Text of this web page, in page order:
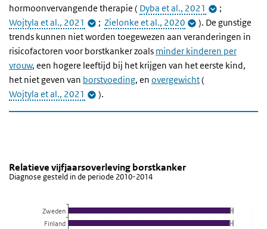
hormoonvervangende therapie ( Dyba et al., 2021
;
Wojtyla et al., 2021
; Zielonke et al., 2020
). De gunstige
trends kunnen niet worden toegewezen aan veranderingen in
risicofactoren voor borstkanker zoals minder kinderen per
vrouw, een hogere leeftijd bij het krijgen van het eerste kind,
het niet geven van borstvoeding, en overgewicht(
Wojtyla et al., 2021
).
Relatieve vijfjaarsoverleving borstkanker
Diagnose gesteld in de periode 2010-2014
Bekijk als data tabel.
Relatieve vijfjaarsoverleving borstkanker
Diagnose gesteld in de periode 2010-2014
Zweden
Finland